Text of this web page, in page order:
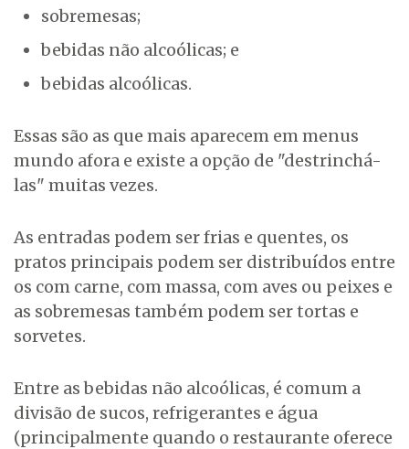
sobremesas;
bebidas não alcoólicas; e
bebidas alcoólicas.
Essas são as que mais aparecem em menus
mundo afora e existe a opção de "destrinchá-
las" muitas vezes.
As entradas podem ser frias e quentes, os
pratos principais podem ser distribuídos entre
os com carne, com massa, com aves ou peixes e
as sobremesas também podem ser tortas e
sorvetes.
Entre as bebidas não alcoólicas, é comum a
divisão de sucos, refrigerantes e água
(principalmente quando o restaurante oferece